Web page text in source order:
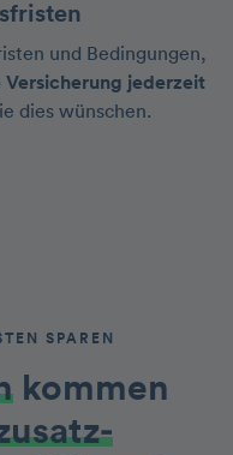
und Bedingungen,
Versicherung jederzeit
dies wünschen.
SPAREN
kommen